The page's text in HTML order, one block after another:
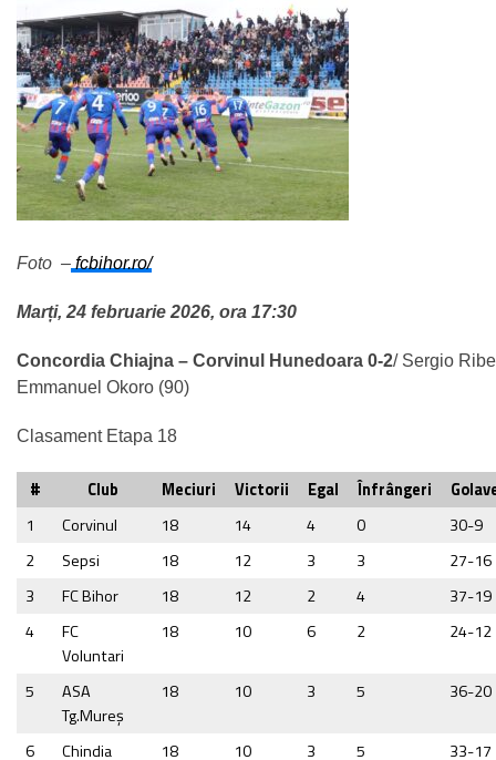
Foto – fcbihor.ro/
Marți, 24 februarie 2026, ora 17:30
Concordia Chiajna – Corvinul Hunedoara 0-2/ Sergio
Emmanuel Okoro (90)
Clasament Etapa 18
# Club Meciuri Victorii Egal Înfrângeri
1
Corvinul 18 14 4 0
30-9
2
Sepsi 18 12 3 3
27-16
3
FC Bihor 18 12 2 4
37-19
4
FC
Voluntari
18 10 6 2 24-12
5
ASA
Tg.Mureş
18 10 3 5 36-20
6 Chindia 18 10 3 5
33-17